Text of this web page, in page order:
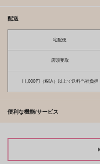
配送
宅配便
店頭受取
11,000円（税込）以上で送料当社負担
便利な機能/サービス